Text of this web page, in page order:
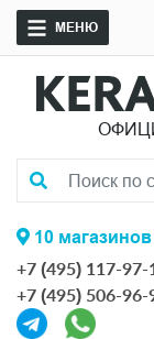
МЕНЮ
10
+7 (495) 117-97-
+7 (495) 506-96-